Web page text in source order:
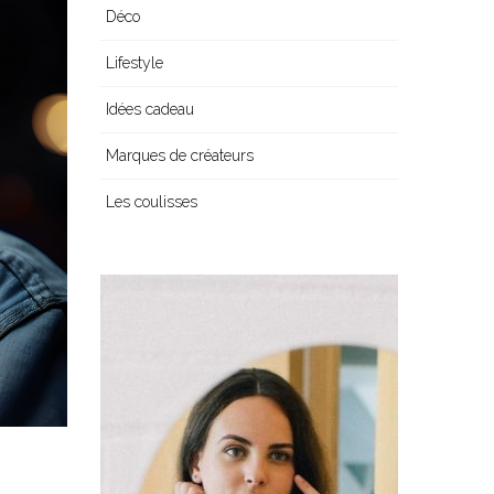
Déco
Lifestyle
Idées cadeau
Marques de créateurs
Les coulisses